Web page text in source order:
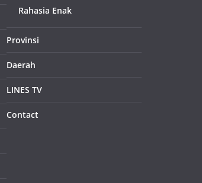
Rahasia Enak
Provinsi
Daerah
LINES TV
Contact